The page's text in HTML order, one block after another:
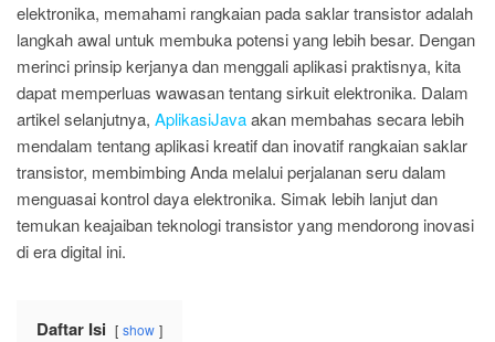
elektronika, memahami rangkaian pada saklar transistor adalah
langkah awal untuk membuka potensi yang lebih besar. Dengan
merinci prinsip kerjanya dan menggali aplikasi praktisnya, kita
dapat memperluas wawasan tentang sirkuit elektronika. Dalam
artikel selanjutnya, AplikasiJavaakan membahas secara lebih
mendalam tentang aplikasi kreatif dan inovatif rangkaian saklar
transistor, membimbing Anda melalui perjalanan seru dalam
menguasai kontrol daya elektronika. Simak lebih lanjut dan
temukan keajaiban teknologi transistor yang mendorong inovasi
di era digital ini.
Daftar Isi show